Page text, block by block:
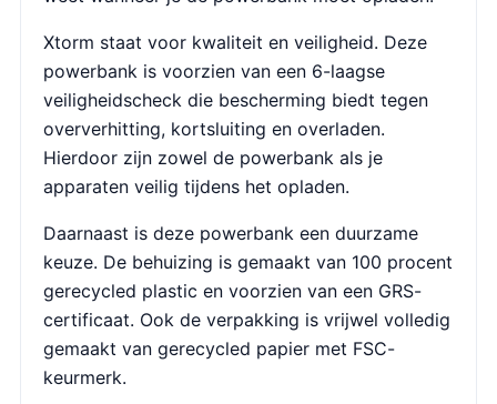
Xtorm staat voor kwaliteit en veiligheid. Deze
powerbank is voorzien van een 6-laagse
veiligheidscheck die bescherming biedt tegen
oververhitting, kortsluiting en overladen.
Hierdoor zijn zowel de powerbank als je
apparaten veilig tijdens het opladen.
Daarnaast is deze powerbank een duurzame
keuze. De behuizing is gemaakt van 100 procent
gerecycled plastic en voorzien van een GRS-
certificaat. Ook de verpakking is vrijwel volledig
gemaakt van gerecycled papier met FSC-
keurmerk.